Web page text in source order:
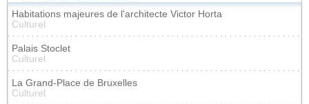
Habitations majeures de l'architecte Victor Horta
Culturel
Palais Stoclet
Culturel
La Grand-Place de Bruxelles
Culturel